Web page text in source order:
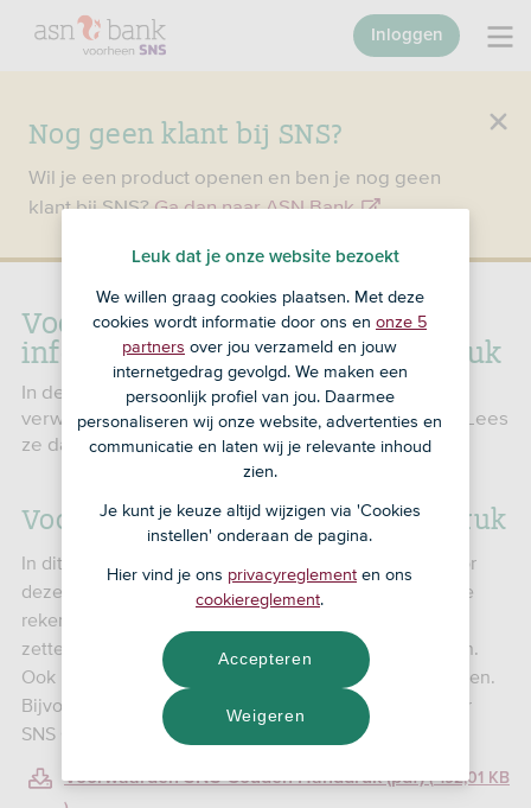
Nog geen klant bij SNS?
Wil je een product openen en ben je nog geen
klant bij SNS?Ga dan naar ASN Bank .
Inloggen
Voorwaarden en andere
informatie SNS Gouden Handdruk
In de voorwaarden lees je wat je van ons kunt
verwachten. Maar ook wat wij van jou verwachten. Lees
ze daarom goed door.
Voorwaarden SNS Gouden Handdruk
In dit document lees je welke afspraken er gelden voor
deze bankspaarrekening. Bijvoorbeeld dat je met deze
rekening het geld van je ontslagvergoeding opzij kunt
zetten tot het moment dat je je geld wilt laten uitkeren.
Ook lees je hoe je je bankspaarrekening moet gebruiken.
Bijvoorbeeld welke bedragen je kunt overboeken naar
SNS Gouden Handdruk.
Voorwaarden SNS Gouden Handdruk (pdf) 192,01 KB
Leuk dat je onze website bezoekt
We willen graag cookies plaatsen. Met deze
cookies wordt informatie door ons en onze 5
partners over jou verzameld en jouw
internetgedrag gevolgd. We maken een
persoonlijk profiel van jou. Daarmee
personaliseren wij onze website, advertenties en
communicatie en laten wij je relevante inhoud
zien.
Je kunt je keuze altijd wijzigen via 'Cookies
instellen' onderaan de pagina.
Hier vind je ons privacyreglement en ons
cookiereglement.
Weigeren
Accepteren